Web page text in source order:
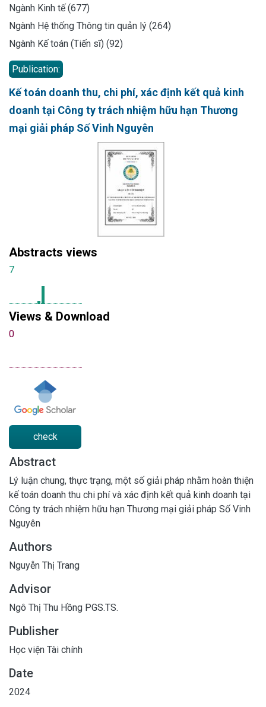
Ngành Kinh tế (677)
Ngành Hệ thống Thông tin quản lý (264)
Ngành Kế toán (Tiến sĩ) (92)
Publication:
Kế toán doanh thu, chi phí, xác định kết quả kinh
doanh tại Công ty trách nhiệm hữu hạn Thương
mại giải pháp Số Vinh Nguyên
Abstracts views
7
Views & Download
0
check
Abstract
Lý luận chung, thực trạng, một số giải pháp nhằm hoàn thiện
kế toán doanh thu chi phí và xác định kết quả kinh doanh tại
Công ty trách nhiệm hữu hạn Thương mại giải pháp Số Vinh
Nguyên
Authors
Nguyễn Thị Trang
Advisor
Ngô Thị Thu Hồng PGS.TS.
Publisher
Học viện Tài chính
Date
2024